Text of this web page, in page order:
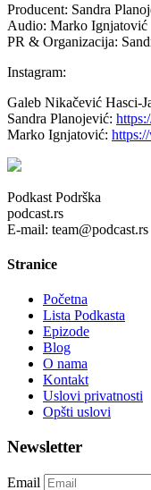
Producent: Sandra
Audio: Marko Ignjatović
PR & Organizacija:
Instagram:
Galeb Nikačević Hasci-
Sandra Planojević:
Marko Ignjatović:
Podkast Podrška
podcast.rs
E-mail: team@podcast.rs
Stranice
Početna
Lista Podkasta
Epizode
Blog
O nama
Kontakt
Uslovi privatnosti
Opšti uslovi
Newsletter
Email